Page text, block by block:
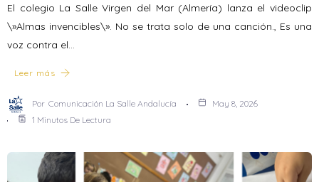
El colegio La Salle Virgen del Mar (Almería) lanza el videoclip
\»Almas invencibles\». No se trata solo de una canción., Es una
voz contra el…
Leer más
Por Comunicación La Salle Andalucía
May 8, 2026
1 Minutos De Lectura